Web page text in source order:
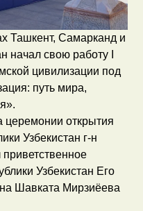
Ташкент, Самарканд и
начал свою работу I
цивилизации под
путь мира,
церемонии открытия
Узбекистан г-н
Узбекистан Его
Шавката Мирзиёева